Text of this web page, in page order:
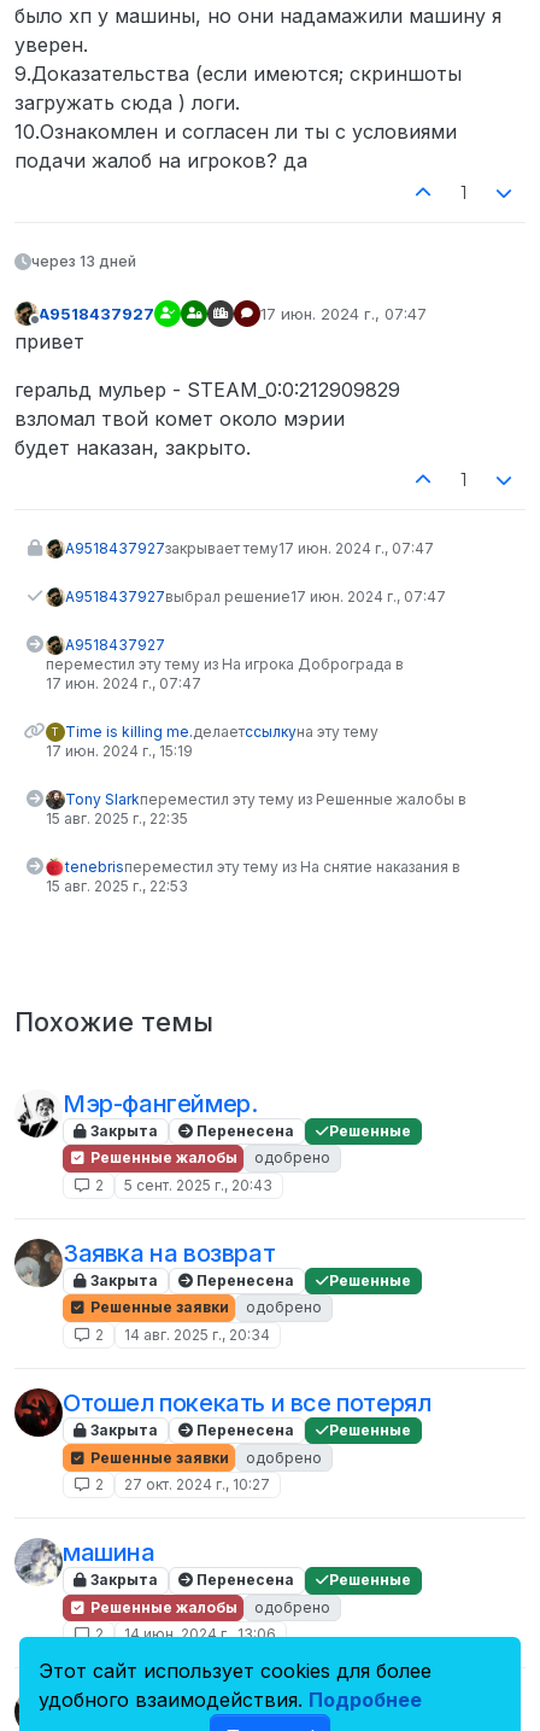
было хп у машины, но они надамажили машину я
уверен.
9.Доказательства (если имеются; скриншоты
загружать сюда ) логи.
10.Ознакомлен и согласен ли ты с условиями
подачи жалоб на игроков? да
1
через 13 дней
A9518437927 17 июн. 2024 г., 07:47
отредактировано
привет
геральд мульер - STEAM_0:0:212909829
взломал твой комет около мэрии
будет наказан, закрыто.
1
A9518437927закрывает тему17 июн. 2024 г., 07:47
A9518437927выбрал решение17 июн. 2024 г., 07:47
A9518437927
переместил эту тему из На игрока Доброграда в
17 июн. 2024 г., 07:47
T Time is killing me.делаетссылкуна эту тему
17 июн. 2024 г., 15:19
Tony Slarkпереместил эту тему из Решенные жалобы в
15 авг. 2025 г., 22:35
tenebrisпереместил эту тему из На снятие наказания в
15 авг. 2025 г., 22:53
Похожие темы
Мэр-фангеймер.
Закрыта Перенесена
Решенные
Решенные жалобы
одобрено
2
5 сент. 2025 г., 20:43
Заявка на возврат
Закрыта Перенесена
Решенные
Решенные заявки
одобрено
2
14 авг. 2025 г., 20:34
Отошел покекать и все потерял
Закрыта Перенесена
Решенные
Решенные заявки
одобрено
2
27 окт. 2024 г., 10:27
машина
Закрыта Перенесена
Решенные
Решенные жалобы
одобрено
2
14 июн. 2024 г., 13:06
Понаберут буффало по 0 рублей и
Этот сайт использует cookies для более
удобного взаимодействия. Подробнее